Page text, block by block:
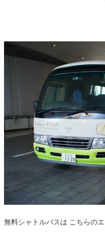
無料シャトルバスは こちらの